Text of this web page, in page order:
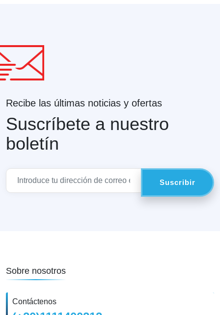
Recibe las últimas noticias y ofertas
Suscríbete a nuestro
boletín
Sobre nosotros
Contáctenos